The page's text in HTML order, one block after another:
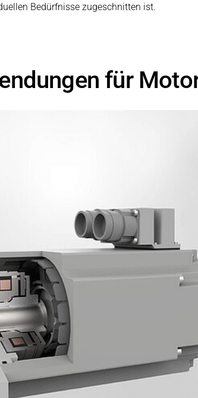
Bedürfnisse zugeschnitten ist.
für